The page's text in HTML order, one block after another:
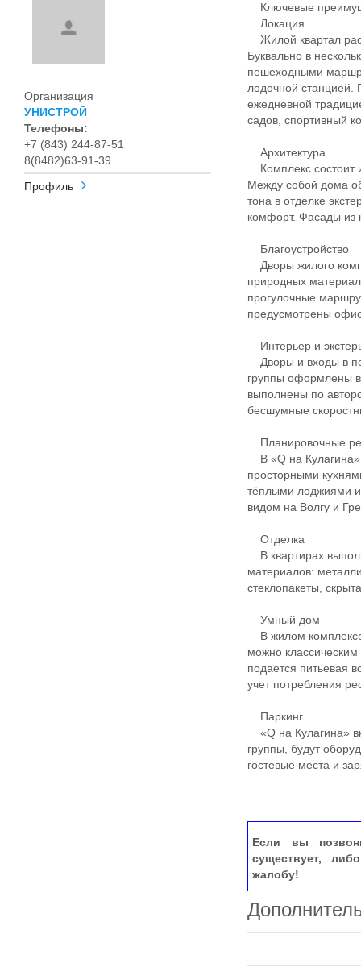
Организация
УНИСТРОЙ
Телефоны:
+7 (843) 244-87-51
8(8482)63-91-39
Профиль
Ключевые
Локация
Жилой квартал
Буквально в
пешеходными
лодочной станцией.
ежедневной
садов, спортивный
Архитектура
Комплекс состоит
Между собой дома
тона в отделке
комфорт. Фасады из
Благоустройство
Дворы жилого
природных
прогулочные
предусмотрены
Интерьер и
Дворы и входы в
группы оформлены
выполнены по
бесшумные
Планировочные
В «Q на Кулагина»
просторными
тёплыми лоджиями и
видом на Волгу и
Отделка
В квартирах
материалов:
стеклопакеты,
Умный дом
В жилом комплексе
можно
подается питьевая
учет потребления
Паркинг
«Q на Кулагина»
группы, будут
гостевые места и
Если вы
существует,
жалобу!